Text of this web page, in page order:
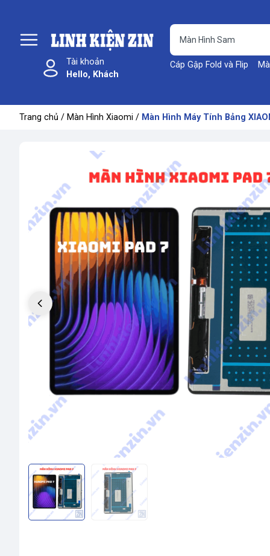
Cáp Gập Fold và Flip
Tài khoản
Hello, Khách
Trang chủ / Màn Hình Xiaomi / Màn Hình Máy Tính Bảng